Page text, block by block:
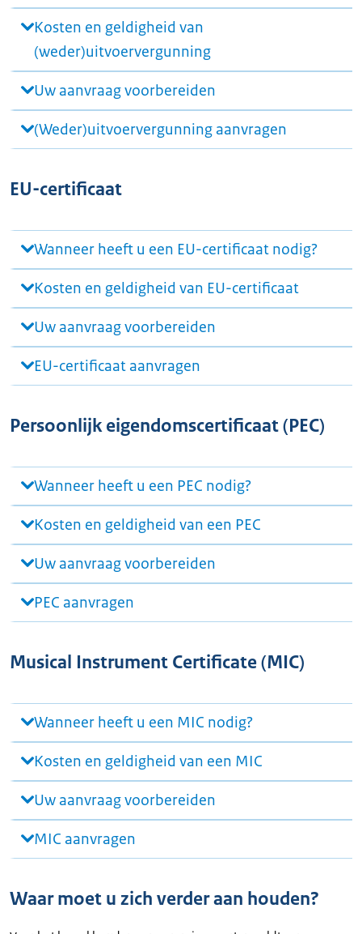
Kosten en geldigheid van
(weder)uitvoervergunning
Uw aanvraag voorbereiden
(Weder)uitvoervergunning aanvragen
EU-certificaat
Wanneer heeft u een EU-certificaat nodig?
Kosten en geldigheid van EU-certificaat
Uw aanvraag voorbereiden
EU-certificaat aanvragen
Persoonlijk eigendomscertificaat (PEC)
Wanneer heeft u een PEC nodig?
Kosten en geldigheid van een PEC
Uw aanvraag voorbereiden
PEC aanvragen
Musical Instrument Certificate (MIC)
Wanneer heeft u een MIC nodig?
Kosten en geldigheid van een MIC
Uw aanvraag voorbereiden
MIC aanvragen
Waar moet u zich verder aan houden?